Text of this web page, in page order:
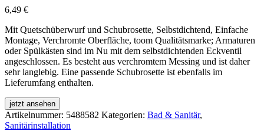
6,49 €
Mit Quetschüberwurf und Schubrosette, Selbstdichtend, Einfache
Montage, Verchromte Oberfläche, toom Qualitätsmarke; Armaturen
oder Spülkästen sind im Nu mit dem selbstdichtenden Eckventil
angeschlossen. Es besteht aus verchromtem Messing und ist daher
sehr langlebig. Eine passende Schubrosette ist ebenfalls im
Lieferumfang enthalten.
jetzt ansehen
Artikelnummer: 5488582 Kategorien: Bad & Sanitär,
Sanitärinstallation